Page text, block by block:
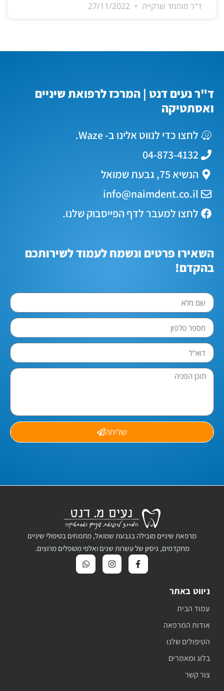
ד"ר מוחמד שרקייה
ד"ר נעים דנט | המרכז לרפואת שיניים
ואסתטיקה
לחצו כדי לנווט אלינו ב- Waze.
04-873-4132
הנשיא 75, גבעת שמואל
info@naimdent.co.il
לחצו למעבר לדף הפייסבוק שלנו.
השאירו פרטים ונשמח לעמוד לשירותכם
בהקדם!
שליחה
מרפאת שיניים מובילה בגבעת שמואל, מתמחים בטיפולי שיניים
מתקדמים, ניסיון של עשרות שנים ואלפי מטופלים מרוצים.
ניווט באתר
עמוד הבית
אודות המרפאה
הטיפולים שלנו
בלוג ומאמרים
צור קשר